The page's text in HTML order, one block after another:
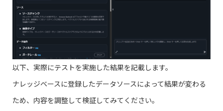
以下、実際にテストを実施した結果を記載します。
ナレッジベースに登録したデータソースによって結果が変わる
ため、内容を調整して検証してみてください。